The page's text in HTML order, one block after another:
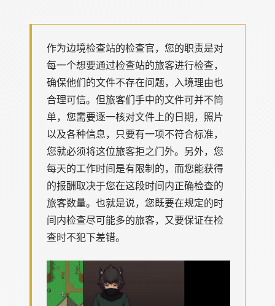
作为边境检查站的检查官，您的职责是对
每一个想要通过检查站的旅客进行检查，
确保他们的文件不存在问题，入境理由也
合理可信。但旅客们手中的文件可并不简
单，您需要逐一核对文件上的日期，照片
以及各种信息，只要有一项不符合标准，
您就必须将这位旅客拒之门外。另外，您
每天的工作时间是有限制的，而您能获得
的报酬取决于您在这段时间内正确检查的
旅客数量。也就是说，您既要在规定的时
间内检查尽可能多的旅客，又要保证在检
查时不犯下差错。